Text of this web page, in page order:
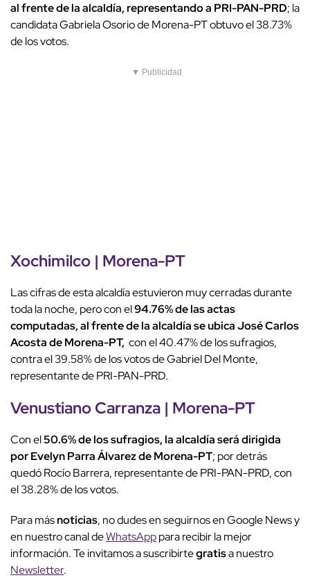
al frente de la alcaldía, representando a PRI-PAN-PRD; la
candidata Gabriela Osorio de Morena-PT obtuvo el 38.73%
de los votos.
▼ Publicidad
Xochimilco | Morena-PT
Las cifras de esta alcaldía estuvieron muy cerradas durante
toda la noche, pero con el94.76% de las actas
computadas, al frente de la alcaldía se ubica José Carlos
Acosta de Morena-PT, con el 40.47% de los sufragios,
contra el 39.58% de los votos de Gabriel Del Monte,
representante de PRI-PAN-PRD.
Venustiano Carranza | Morena-PT
Con el50.6% de los sufragios, la alcaldía será dirigida
por Evelyn Parra Álvarez de Morena-PT; por detrás
quedó Rocío Barrera, representante de PRI-PAN-PRD, con
el 38.28% de los votos.
Para másnoticias, no dudes en seguirnos en Google News y
en nuestro canal deWhatsApppara recibir la mejor
información. Te invitamos a suscribirtegratisa nuestro
Newsletter.